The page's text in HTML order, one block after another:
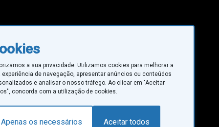
a sua privacidade. Utilizamos cookies para melhorar a
experiência de navegação, apresentar anúncios ou conteúdos
e analisar o nosso tráfego. Ao clicar em "Aceitar
concorda com a utilização de cookies.
Apenas os necessários Aceitar todos